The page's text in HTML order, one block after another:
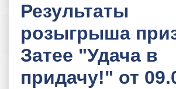
Результаты
розыгрыша
Затее "Удача в
придачу!" от